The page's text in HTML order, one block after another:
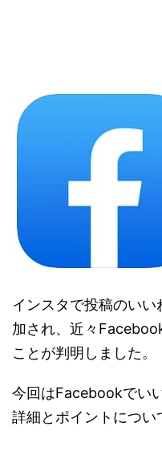
インスタで投稿のい
加され、近々
ことが判明しました。
今回はFacebookでい
詳細とポイントについ